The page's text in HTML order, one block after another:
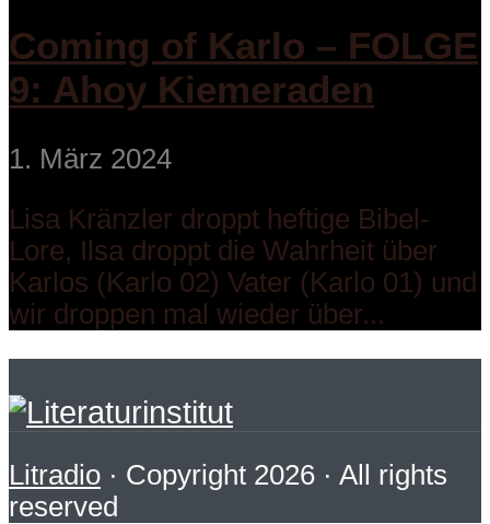
Coming of Karlo – FOLGE
9: Ahoy Kiemeraden
1. März 2024
Lisa Kränzler droppt heftige Bibel-
Lore, Ilsa droppt die Wahrheit über
Karlos (Karlo 02) Vater (Karlo 01) und
wir droppen mal wieder über...
Litradio · Copyright 2026 · All rights
reserved